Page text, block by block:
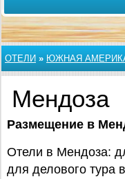
ОТЕЛИ » ЮЖНАЯ
Мендоза
Размещение в
Отели в Мендоза:
для делового тура